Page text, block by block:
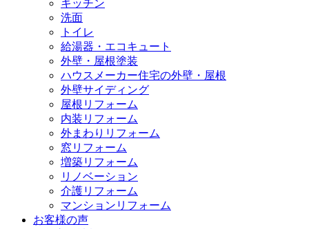
キッチン
洗面
トイレ
給湯器・エコキュート
外壁・屋根塗装
ハウスメーカー住宅の外壁・屋根
外壁サイディング
屋根リフォーム
内装リフォーム
外まわりリフォーム
窓リフォーム
増築リフォーム
リノベーション
介護リフォーム
マンションリフォーム
お客様の声